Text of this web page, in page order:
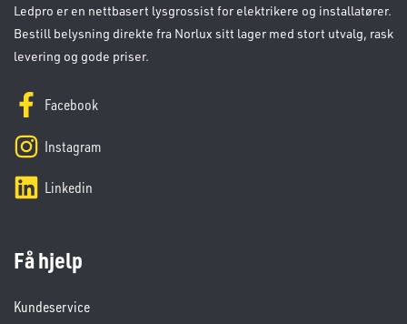
Ledpro er en nettbasert lysgrossist for elektrikere og installatører.
Bestill belysning direkte fra Norlux sitt lager med stort utvalg, rask
levering og gode priser.
Facebook
Instagram
Linkedin
Få hjelp
Kundeservice